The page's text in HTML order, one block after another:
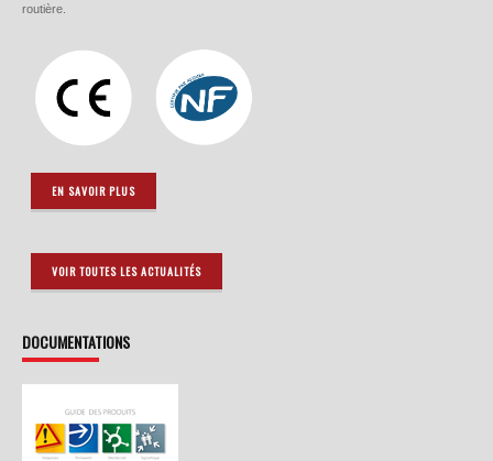
routière.
EN SAVOIR PLUS
VOIR TOUTES LES ACTUALITÉS
DOCUMENTATIONS